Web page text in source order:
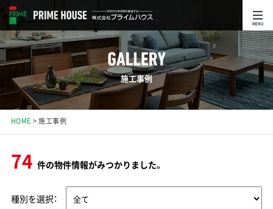
施工事例
HOME 施工事例
74 件の物件情報がみつかりました。
種別を選択：
MENU